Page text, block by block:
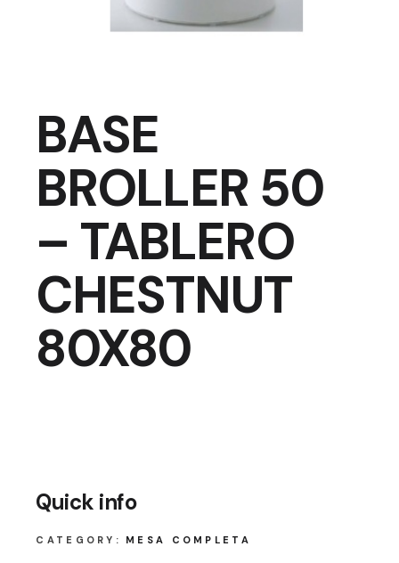
BASE
BROLLER 50
– TABLERO
CHESTNUT
80X80
Quick info
CATEGORY: MESA COMPLETA